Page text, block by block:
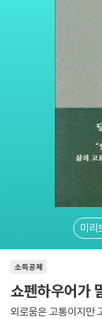
미리
소득공제
쇼펜하우어가
외로움은 고통이지만